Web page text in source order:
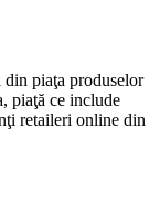
din piaţa produselor
piaţă ce include
retaileri online din